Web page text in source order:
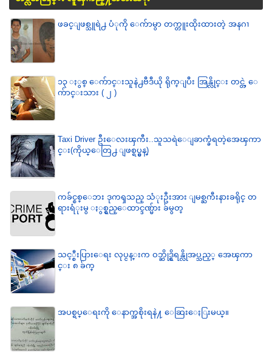
ဖခင္ျဖစ္သူရဲ႕ ပံုကို ေက်ာမွာ တက္တူးထိုးထားတဲ့ အနဂၢ
၁၃ ႏွစ္ ေက်ာင္းသူနဲ႕ဗီဒီယို ရိုက္ျပီး အြန္လိုင္း တင္တဲ့ ေ
က်ာင္းသား ( ၂ )
Taxi Driver ဦးေလးၾကီး..သူသရဲေျခာက္ခံရတဲ့အေၾကာ
င္း(ကိုယ္ေတြ႕ ျဖစ္ရပ္မွန္)
ကခ်င္စစ္ေဘး ဒုကၡသည္ သံုးဦးအား ျမစ္ႀကီးနားခရိုင္ တ
ရားရံုးမွ ႏွစ္ရွည္ေထာင္ဒဏ္မ်ား ခ်မွတ္
သင့္စီးပြားေရး လုပ္ငန္းက ဝဘ္ဆိုဒ္ရွိရန္လိုအပ္သည့္ အေၾကာ
င္း ၈ ခ်က္
အပစ္ရပ္ေရးကို ေနာက္အစိုးရနဲ႔ ေဆြးေႏြးမယ္။